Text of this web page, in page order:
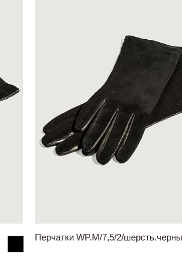
Перчатки WP.M/7,5/2/